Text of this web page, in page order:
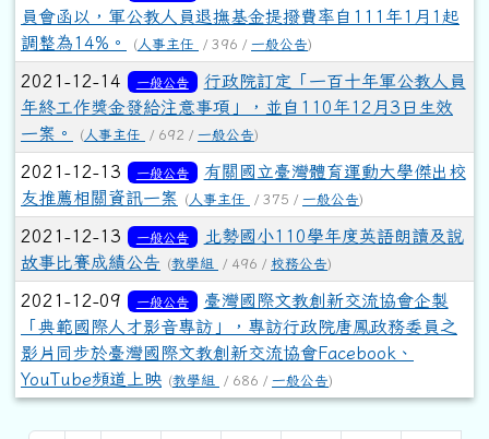
員會函以，軍公教人員退撫基金提撥費率自111年1月1起
調整為14%。
( 人事主任 / 396 / 一般公告)
2021-12-14 一般公告
行政院訂定「一百十年軍公教人員
年終工作獎金發給注意事項」，並自110年12月3日生效
一案。
( 人事主任 / 692 / 一般公告)
2021-12-13 一般公告
有關國立臺灣體育運動大學傑出校
友推薦相關資訊一案
( 人事主任 / 375 / 一般公告)
2021-12-13 一般公告
北勢國小110學年度英語朗讀及說
故事比賽成績公告
(教學組 / 496 / 校務公告)
2021-12-09 一般公告
臺灣國際文教創新交流協會企製
「典範國際人才影音專訪」，專訪行政院唐鳳政務委員之
影片同步於臺灣國際文教創新交流協會Facebook、
YouTube頻道上映 (教學組 / 686 / 一般公告)